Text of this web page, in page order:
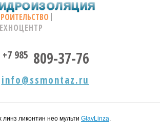
+7 985 809-37-76
info@ssmontaz.ru
линз ликонтин нео мульти GlavLinza.